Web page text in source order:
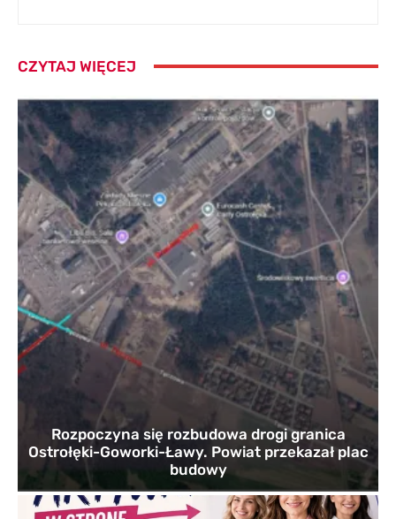
CZYTAJ WIĘCEJ
Rozpoczyna się rozbudowa drogi granica
Ostrołęki-Goworki-Ławy. Powiat przekazał plac
budowy